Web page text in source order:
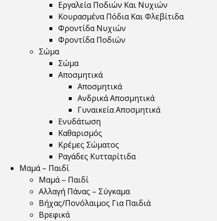
Εργαλεία Ποδιών Και Νυχιών
Κουρασμένα Πόδια Και Φλεβίτιδα
Φροντίδα Νυχιών
Φροντίδα Ποδιών
Σώμα
Σώμα
Αποσμητικά
Αποσμητικά
Ανδρικά Αποσμητικά
Γυναικεία Αποσμητικά
Ενυδάτωση
Καθαρισμός
Κρέμες Σώματος
Ραγάδες Κυτταρίτιδα
Μαμά – Παιδί
Μαμά – Παιδί
Αλλαγή Πάνας – Σύγκαμα
Βήχας/Πονόλαιμος Για Παιδιά
Βρεφικά